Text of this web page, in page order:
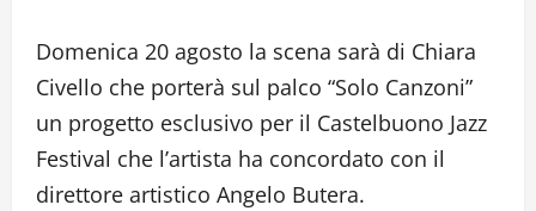
Domenica 20 agosto la scena sarà di Chiara
Civello che porterà sul palco “Solo Canzoni”
un progetto esclusivo per il Castelbuono Jazz
Festival che l’artista ha concordato con il
direttore artistico Angelo Butera.